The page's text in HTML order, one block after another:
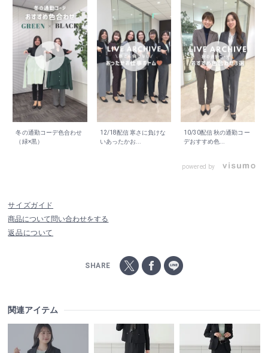
冬の通勤コーデ色合わせ
（緑×黒）
12/18配信 寒さに負けな
いあったかお...
10/30配信 秋の通勤コー
デおすすめ色...
powered by
サイズガイド
商品について問い合わせをする
返品について
SHARE
関連アイテム